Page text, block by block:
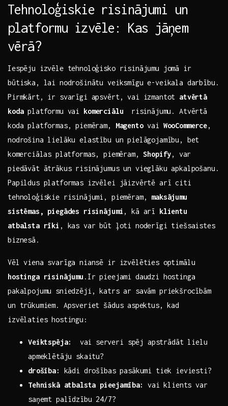
Tehnoloģiskie⁣ risinājumi un
platformu izvēle: Kas jāņem
vērā?
Iespēju izvēle tehnoloģisko risinājumu jomā ir
būtiska, lai nodrošinātu ​veiksmīgu e-veikala darbību.
Pirmkārt, ir svarīgi apsvērt, vai izmantot atvērtā
koda‍platformu ​vai komerciālu ⁤ risinājumu. Atvērtā
koda platformas, piemēram, Magentovai WooCommerce,
nodrošina lielāku elastību un pielāgojamību, bet
⁣komerciālas‍ platformas, piemēram,Shopify,⁣ var
piedāvāt ātrākus risinājumus un vieglāku apkalpošanu.
Papildus platformas izvēlei jāizvērtē arī citi
tehnoloģiskie risinājumi, piemēram, maksājumu
sistēmas, ‌piegādes risinājumi , kā arī klientu
atbalsta rīki , kas ‌var būt ļoti noderīgi tiešsaistes
biznesā.
Vēl viena svarīga niansē ir ‌izvēlēties optimālu ​
hostinga risinājumu .Ir pieejami daudzi hostinga⁣
pakalpojumu ‍sniedzēji, katrs ar savām priekšrocībām‍
un trūkumiem. Apsveriet šādus ⁣aspektus, kad
izvēlaties hostingu:
Veiktspēja:
⁣ vai ⁤serveri spēj apstrādāt lielu
apmeklētāju ‍skaitu?
drošība:
kādi drošības pasākumi tiek ieviesti?
Tehniskā atbalsta⁢ pieejamība:
‍vai klients ‍var
saņemt palīdzību ‍24/7?